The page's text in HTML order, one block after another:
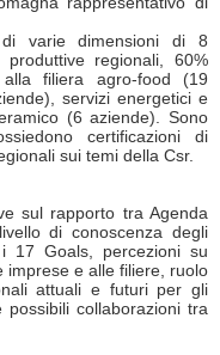
di varie dimensioni di 8
regionali, 60%
filiera agro-food (19
servizi energetici e
(6 aziende). Sono
certificazioni di
sui temi della Csr.
sul rapporto tra Agenda
di conoscenza degli
17 Goals, percezioni su
imprese e alle filiere, ruolo
attuali e futuri per gli
collaborazioni tra